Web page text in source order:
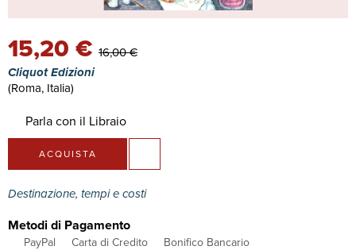
15,20 € 16,00 €
Cliquot Edizioni
(Roma, Italia)
Parla con il Libraio
ACQUISTA
Destinazione, tempi e costi
Metodi di Pagamento
PayPal Carta di Credito
Bonifico Bancario